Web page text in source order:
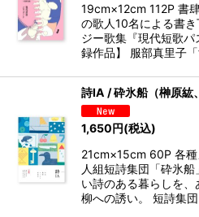
19cm×12cm 112P 書
の歌人10名による書
ジー歌集『現代短歌
録作品】 服部真里子
詩IA / 砕氷船（榊原紘
1,650円(税込)
21cm×15cm 60P 各
人組短詩集団「砕氷
い詩のある暮らしを
柳への誘い。 短詩集